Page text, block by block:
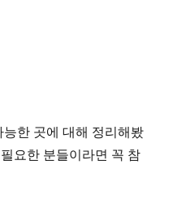
한 곳에 대해 정리해봤
요한 분들이라면 꼭 참